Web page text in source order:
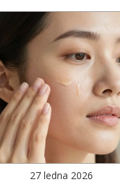
27 ledna 2026